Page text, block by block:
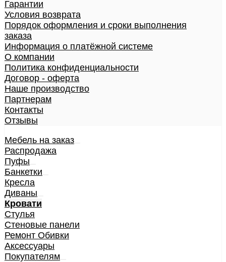
Ремонт Обивки
Галерея
Гарантии
Условия возврата
Порядок оформления и сроки выполнения
заказа
Информация о платёжной системе
О компании
Политика конфиденциальности
Договор - оферта
Наше производство
Партнерам
Контакты
Отзывы
Мебель на заказ
Распродажа
Пуфы
Банкетки
Кресла
Диваны
Кровати
Стулья
Стеновые панели
Ремонт Обивки
Аксессуары
Покупателям